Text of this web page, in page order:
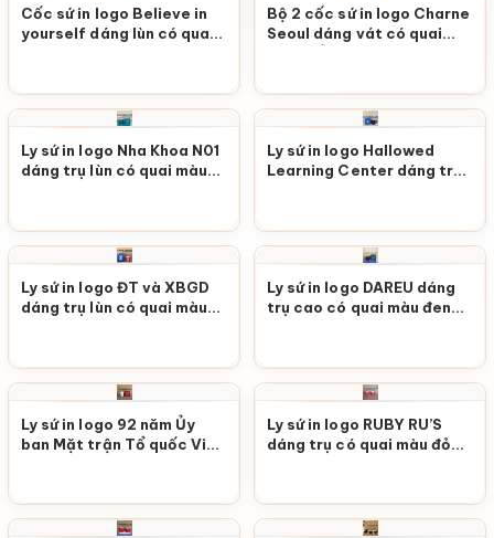
Cốc sứ in logo Believe in
yourself dáng lùn có quai
Bộ 2 cốc sứ in logo Charne
Seoul dáng vát có quai
Ly sứ in logo Nha Khoa N01
dáng trụ lùn có quai màu
Ly sứ in logo Hallowed
Learning Center dáng trụ
Ly sứ in logo ĐT và XBGD
dáng trụ lùn có quai màu
Ly sứ in logo DAREU dáng
trụ cao có quai màu đen
Ly sứ in logo 92 năm Ủy
ban Mặt trận Tổ quốc Việt
trắng M128
Ly sứ in logo RUBY RU’S
dáng trụ có quai màu đỏ